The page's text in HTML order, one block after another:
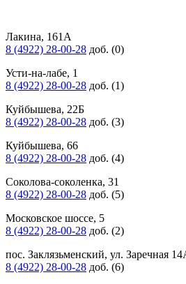
Лакина, 161А
8 (4922) 28-00-28 доб. (0)
Усти-на-лабе, 1
8 (4922) 28-00-28 доб. (1)
Куйбышева, 22Б
8 (4922) 28-00-28 доб. (3)
Куйбышева, 66
8 (4922) 28-00-28 доб. (4)
Соколова-соколенка, 31
8 (4922) 28-00-28 доб. (5)
Московское шоссе, 5
8 (4922) 28-00-28 доб. (2)
пос. Заклязьменский, ул. Заречная
8 (4922) 28-00-28 доб. (6)